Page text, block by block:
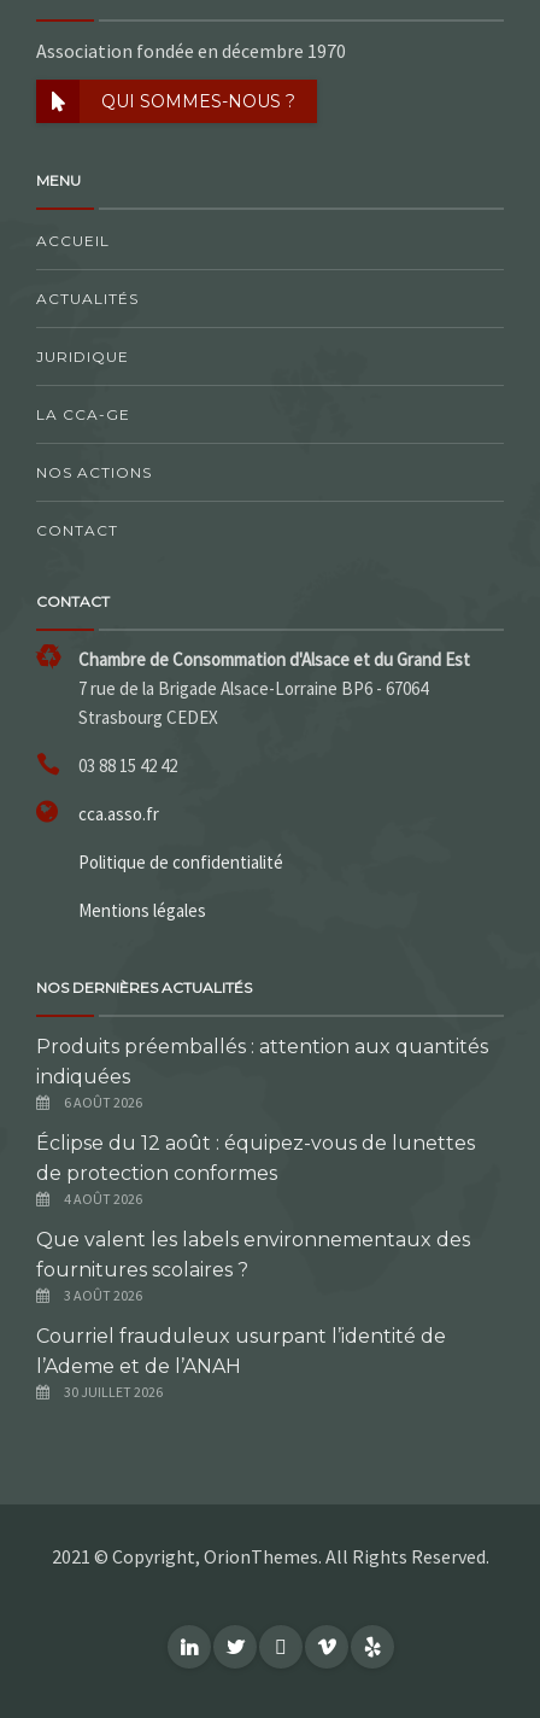
Association fondée en décembre 1970
QUI SOMMES-NOUS ?
MENU
ACCUEIL
ACTUALITÉS
JURIDIQUE
LA CCA-GE
NOS ACTIONS
CONTACT
CONTACT
Chambre de Consommation d'Alsace et du Grand Est
7 rue de la Brigade Alsace-Lorraine BP6 - 67064
Strasbourg CEDEX
03 88 15 42 42
cca.asso.fr
Politique de confidentialité
Mentions légales
NOS DERNIÈRES ACTUALITÉS
Produits préemballés : attention aux quantités
indiquées
6 AOÛT 2026
Éclipse du 12 août : équipez-vous de lunettes
de protection conformes
4 AOÛT 2026
Que valent les labels environnementaux des
fournitures scolaires ?
3 AOÛT 2026
Courriel frauduleux usurpant l’identité de
l’Ademe et de l’ANAH
30 JUILLET 2026
2021 © Copyright, OrionThemes. All Rights Reserved.